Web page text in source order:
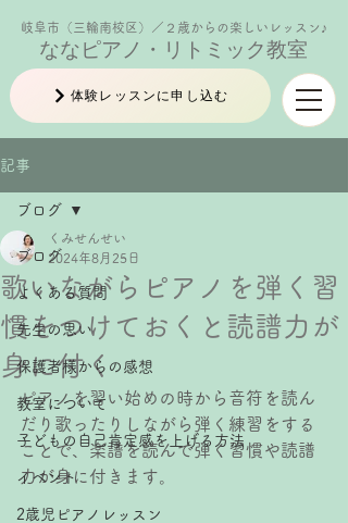
ななピアノ・リトミック教室
岐阜市（三輪南校区）／２歳からの楽しいレッスン♪
体験レッスンに申し込む
記事
ブログ
よくある質問
先生の思い
保護者様からの感想
教室について
子どもの自己肯定感を上げる方法
イベント
2歳児ピアノレッスン
ブログ
歌いながらピアノを弾く習
慣をつけておくと読譜力が
身に付く
くみせんせい
2024年8月25日
ピアノを習い始めの時から音符を読ん
だり歌ったりしながら弾く練習をする
ことで、楽譜を読んで弾く習慣や読譜
力が身に付きます。